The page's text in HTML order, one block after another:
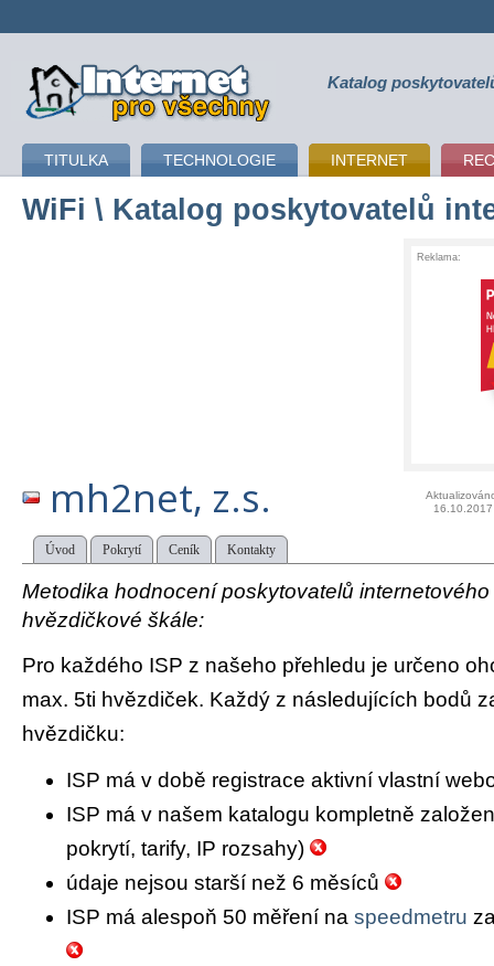
připojení k internetu Katalog
TITULKA TECHNOLOGIE INTERNET
WiFi \ Katalog poskytovatelů
Reklama:
mh2net, z.s.
16.10.2017
Úvod Pokrytí Ceník Kontakty
Metodika hodnocení poskytovatelů
hvězdičkové škále:
Pro každého ISP z našeho přehledu je určeno
max. 5ti hvězdiček. Každý z následujících bodů
hvězdičku:
ISP má v době registrace aktivní vlastní
ISP má v našem katalogu kompletně
pokrytí, tarify, IP rozsahy)
údaje nejsou starší než 6 měsíců
ISP má alespoň 50 měření na speedmetru